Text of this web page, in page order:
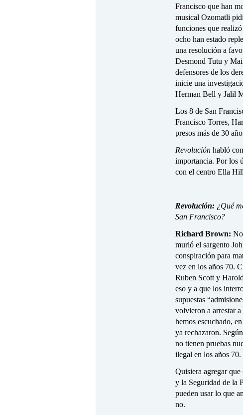
Francisco que han
musical Ozomatli
funciones que
ocho han estado
una resolución a
Desmond Tutu y
defensores de los
inicie una
Herman Bell y Jalil
Los 8 de San
Francisco Torres,
presos más de 30
Revolución habló
importancia. Por los
con el centro Ella
Revolución: ¿Qué
San Francisco?
Richard Brown:
murió el sargento
conspiración para
vez en los años 70.
Ruben Scott y
eso y a que los
supuestas
volvieron a arrestar
hemos escuchado,
ya rechazaron.
no tienen pruebas
ilegal en los años 70.
Quisiera agregar que
y la Seguridad de la
pueden usar lo que
no.